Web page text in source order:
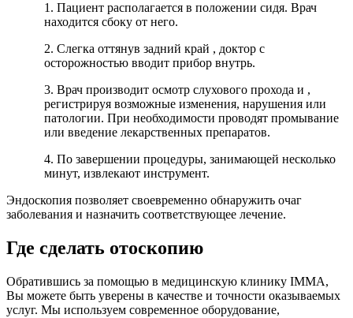
1. Пациент располагается в положении сидя. Врач
находится сбоку от него.
2. Слегка оттянув задний край , доктор с
осторожностью вводит прибор внутрь.
3. Врач производит осмотр слухового прохода и ,
регистрируя возможные изменения, нарушения или
патологии. При необходимости проводят промывание
или введение лекарственных препаратов.
4. По завершении процедуры, занимающей несколько
минут, извлекают инструмент.
Эндоскопия позволяет своевременно обнаружить очаг
заболевания и назначить соответствующее лечение.
Где сделать отоскопию
Обратившись за помощью в медицинскую клинику IMMA,
Вы можете быть уверены в качестве и точности оказываемых
услуг. Мы используем современное оборудование,